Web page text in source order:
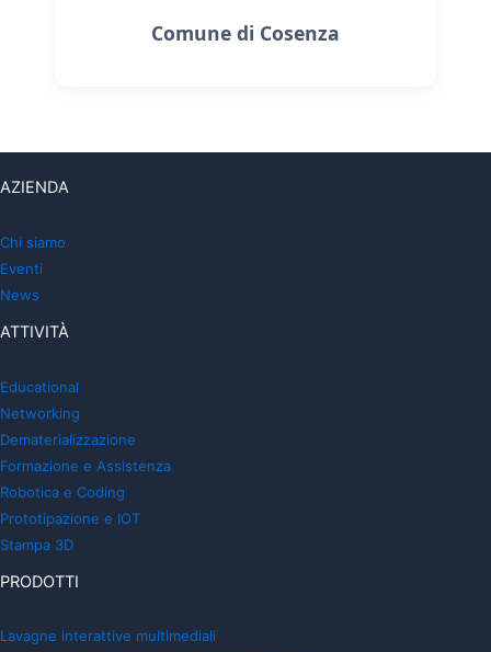
Comune di Cosenza
AZIENDA
Chi siamo
Eventi
News
ATTIVITÀ
Educational
Networking
Dematerializzazione
Formazione e Assistenza
Robotica e Coding
Prototipazione e IOT
Stampa 3D
PRODOTTI
Lavagne interattive multimediali